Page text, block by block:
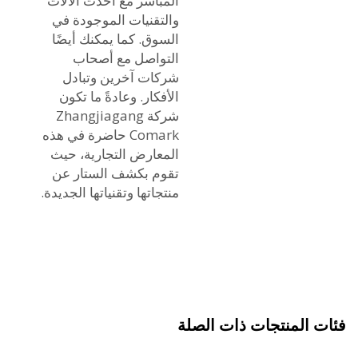
والتقنيات الموجودة في
السوق. كما يمكنك أيضًا
التواصل مع أصحاب
شركات آخرين وتبادل
الأفكار. وعادةً ما تكون
شركة Zhangjiagang
Comark حاضرة في هذه
المعارض التجارية، حيث
تقوم بكشف الستار عن
منتجاتها وتقنياتها الجديدة.
المنتجات ذات الصلة